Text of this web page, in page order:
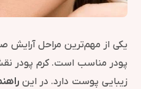
یکی از مهم‌ترین مراحل آرایش
پودر مناسب است. کرم پودر
زیبایی پوست دارد. در این